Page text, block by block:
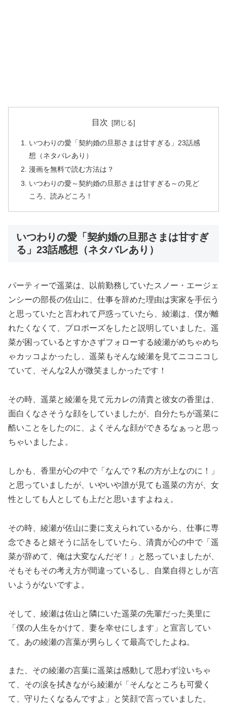
目次
いつわりの愛「契約婚の旦那さまは甘すぎる」23話感
想（ネタバレあり）
漫画を無料で読む方法は？
いつわりの愛～契約婚の旦那さまは甘すぎる～の見ど
ころ、読みどころ！
いつわりの愛「契約婚の旦那さまは甘すぎ
る」23話感想（ネタバレあり）
パーティーで遥菜は、以前勤務していたスノー・エージェ
ンシーの部長の佐山に、仕事を辞めた理由は実家を手伝う
と思っていたと言われて戸惑っていたら、綾瀬は、僕が離
れたくなくて、プロポーズをしたと説明していました。遥
菜が困っているとすかさずフォローする綾瀬がめちゃめち
ゃカッコよかったし、遥菜もそんな綾瀬を見てニコニコし
ていて、そんな2人が微笑ましかったです！
その時、遥菜と綾瀬を見て元カレの清貴と彼女の香里は、
面白くなさそうな顔をしていましたが、自分たちが遥菜に
酷いことをしたのに、よくそんな顔ができるなぁっと思っ
ちゃいましたよ。
しかも、香里が心の中で「なんで？私の方が上なのに！」
と思っていましたが、いやいや誰が見ても遥菜の方が、女
性としても人としても上だと思いますよねぇ。
その時、綾瀬が佐山に妻に支えられているから、仕事に専
念できると嬉そうに話をしていたら、清貴が心の中で「遥
菜が辞めて、俺は大変なんだぞ！」と怒っていましたが、
そもそもその考え方が間違っているし、自業自得としが言
いようがないですよ。
そして、綾瀬は佐山と隣にいた遥菜の先輩だった美里に
「僕の人生をかけて、妻を幸せにします」と宣言してい
て。あの綾瀬の言葉が男らしくて最高でしたよね。
また、その綾瀬の言葉に遥菜は感動して思わず泣いちゃ
て、その涙を拭きながら綾瀬が「そんなところも可愛く
て、守りたくなるんですよ」と笑顔で言っていました。